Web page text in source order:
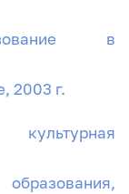
в
2003 г.